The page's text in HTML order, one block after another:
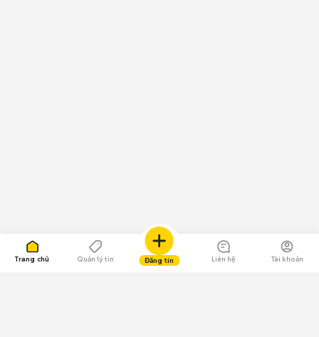
Trang chủ Quản lý tin Đăng tin Liên hệ Tài khoản